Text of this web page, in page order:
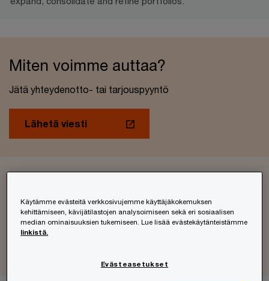
Miten voimme auttaa?
Jätä yhteydenotto- tai tarjouspyyntö
Lähetä viesti
Katso oman alueesi yhteystiedot
Käytämme evästeitä verkkosivujemme käyttäjäkokemuksen
kehittämiseen, kävijätilastojen analysoimiseen sekä eri sosiaalisen
median ominaisuuksien tukemiseen. Lue lisää evästekäytänteistämme
linkistä.
Evästeasetukset